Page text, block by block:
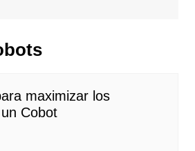
maximizar los
Cobot